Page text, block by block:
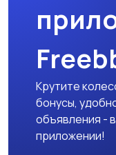
Крутите
бонусы,
объявления -
приложении!